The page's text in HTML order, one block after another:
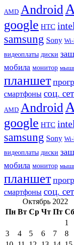
AMD Android
google HTC intel
samsung Sony
видеоплаты диски
мобила монитор
планшет
смартфоны соц.
AMD Android
google HTC intel
samsung Sony
видеоплаты диски
мобила монитор
планшет
смартфоны соц.
Октябрь 2022
Пн Вт Ср Чт Пт Сб
1
3
4 5 6 7 8